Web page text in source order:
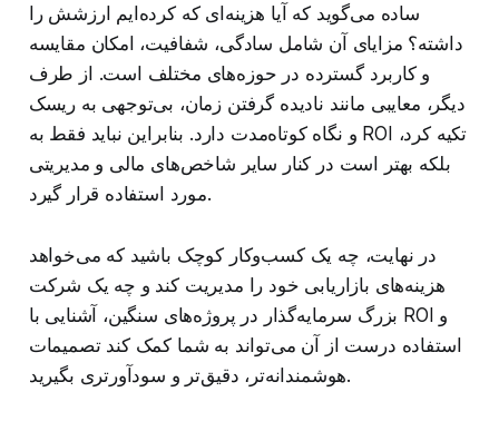
ساده می‌گوید که آیا هزینه‌ای که کرده‌ایم ارزشش را
داشته؟ مزایای آن شامل سادگی، شفافیت، امکان مقایسه
و کاربرد گسترده در حوزه‌های مختلف است. از طرف
دیگر، معایبی مانند نادیده گرفتن زمان، بی‌توجهی به ریسک
و نگاه کوتاه‌مدت دارد. بنابراین نباید فقط به ROI تکیه کرد،
بلکه بهتر است در کنار سایر شاخص‌های مالی و مدیریتی
مورد استفاده قرار گیرد.
در نهایت، چه یک کسب‌وکار کوچک باشید که می‌خواهد
هزینه‌های بازاریابی خود را مدیریت کند و چه یک شرکت
بزرگ سرمایه‌گذار در پروژه‌های سنگین، آشنایی با ROI و
استفاده درست از آن می‌تواند به شما کمک کند تصمیمات
هوشمندانه‌تر، دقیق‌تر و سودآورتری بگیرید.